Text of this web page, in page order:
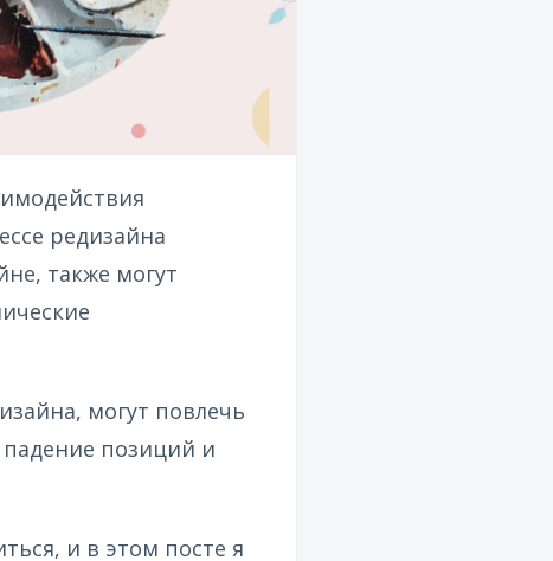
редизайна
также могут
могут повлечь
позиций и
и в этом посте я